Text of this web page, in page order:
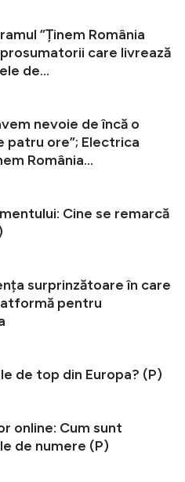
”Ținem România
care livrează
de...
nevoie de încă o
patru ore”; Electrica
România...
Cine se remarcă
surprinzătoare în care
pentru
de top din Europa? (P)
online: Cum sunt
de numere (P)